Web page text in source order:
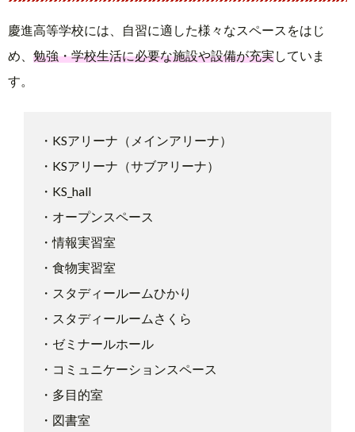
慶進高等学校には、自習に適した様々なスペースをはじ
め、 勉強・学校生活に必要な施設や設備が充実していま
す。
・KSアリーナ（メインアリーナ）
・KSアリーナ（サブアリーナ）
・KS_hall
・オープンスペース
・情報実習室
・食物実習室
・スタディールームひかり
・スタディールームさくら
・ゼミナールホール
・コミュニケーションスペース
・多目的室
・図書室